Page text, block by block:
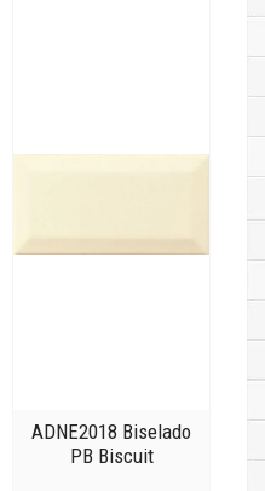
ADNE2018 Biselado
PB Biscuit